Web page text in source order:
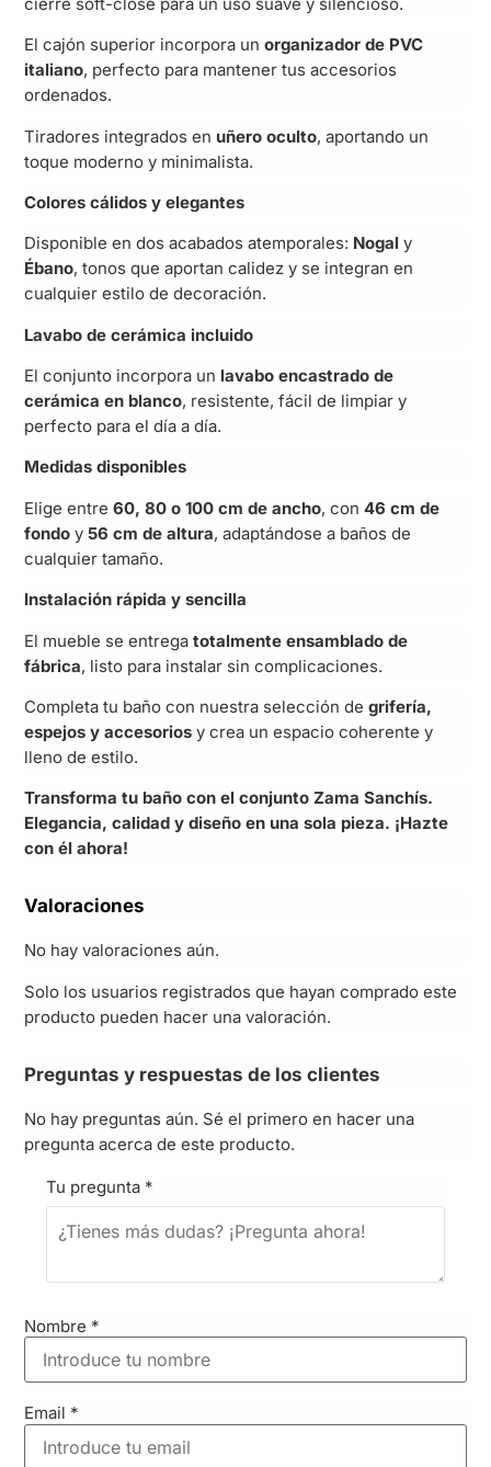
El cajón superior incorpora unorganizador de PVC
italiano, perfecto para mantener tus accesorios
ordenados.
Tiradores integrados en uñero oculto, aportando un
toque moderno y minimalista.
Colores cálidos y elegantes
Disponible en dos acabados atemporales: Nogal y
Ébano, tonos que aportan calidez y se integran en
cualquier estilo de decoración.
Lavabo de cerámica incluido
El conjunto incorpora un lavabo encastrado de
cerámica en blanco, resistente, fácil de limpiar y
perfecto para el día a día.
Medidas disponibles
Elige entre60, 80 o 100 cm de ancho, con46 cm de
fondo y56 cm de altura, adaptándose a baños de
cualquier tamaño.
Instalación rápida y sencilla
El mueble se entregatotalmente ensamblado de
fábrica, listo para instalar sin complicaciones.
Completa tu baño con nuestra selección degrifería,
espejos y accesorios y crea un espacio coherente y
lleno de estilo.
Transforma tu baño con el conjunto Zama Sanchís.
Elegancia, calidad y diseño en una sola pieza. ¡Hazte
con él ahora!
Valoraciones
No hay valoraciones aún.
Solo los usuarios registrados que hayan comprado este
producto pueden hacer una valoración.
Preguntas y respuestas de los clientes
No hay preguntas aún. Sé el primero en hacer una
pregunta acerca de este producto.
Tu pregunta *
Nombre *
Email *